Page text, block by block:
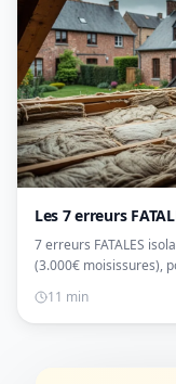
Les 7 erreurs
7 erreurs FATALES
(3.000€ moisissures),
11 min